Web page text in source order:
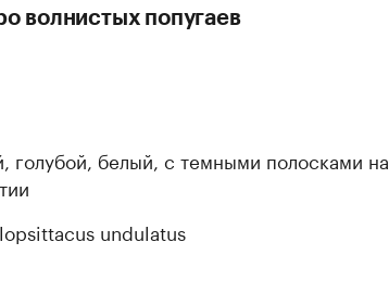
волнистых попугаев
голубой, белый, с темными полосками на
undulatus